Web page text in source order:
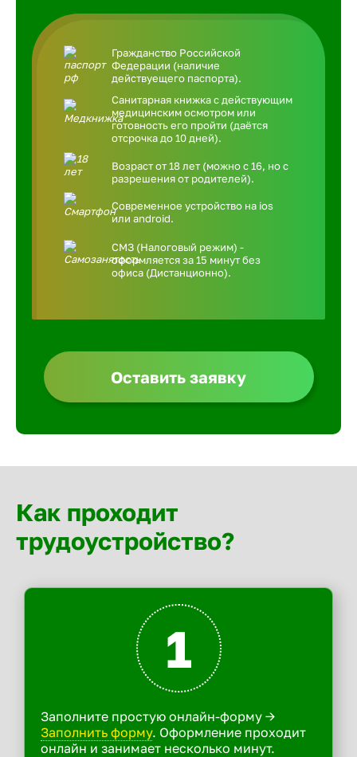
Гражданство Российской
Федерации (наличие
действуещего паспорта).
Санитарная книжка с действующим
медицинским осмотром или
готовность его пройти (даётся
отсрочка до 10 дней).
Возраст от 18 лет (можно с 16, но с
разрешения от родителей).
Современное устройство на ios
или android.
СМЗ (Налоговый режим) -
оформляется за 15 минут без
офиса (Дистанционно).
Оставить заявку
Как проходит
трудоустройство?
1
Заполните простую онлайн-форму ->
Заполнить форму. Оформление проходит
онлайн и занимает несколько минут.